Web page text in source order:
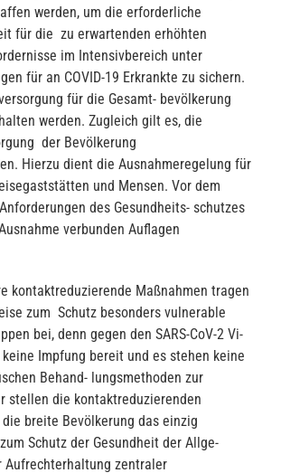
werden, um die erforderliche
für die zu erwartenden erhöhten
im Intensivbereich unter
für an COVID-19 Erkrankte zu sichern.
für die Gesamt- bevölkerung
werden. Zugleich gilt es, die
der Bevölkerung
Hierzu dient die Ausnahmeregelung für
und Mensen. Vor dem
des Gesundheits- schutzes
verbunden Auflagen
kontaktreduzierende Maßnahmen tragen
zum Schutz besonders vulnerable
bei, denn gegen den SARS-CoV-2 Vi-
Impfung bereit und es stehen keine
Behand- lungsmethoden zur
stellen die kontaktreduzierenden
breite Bevölkerung das einzig
Schutz der Gesundheit der Allge-
Aufrechterhaltung zentraler